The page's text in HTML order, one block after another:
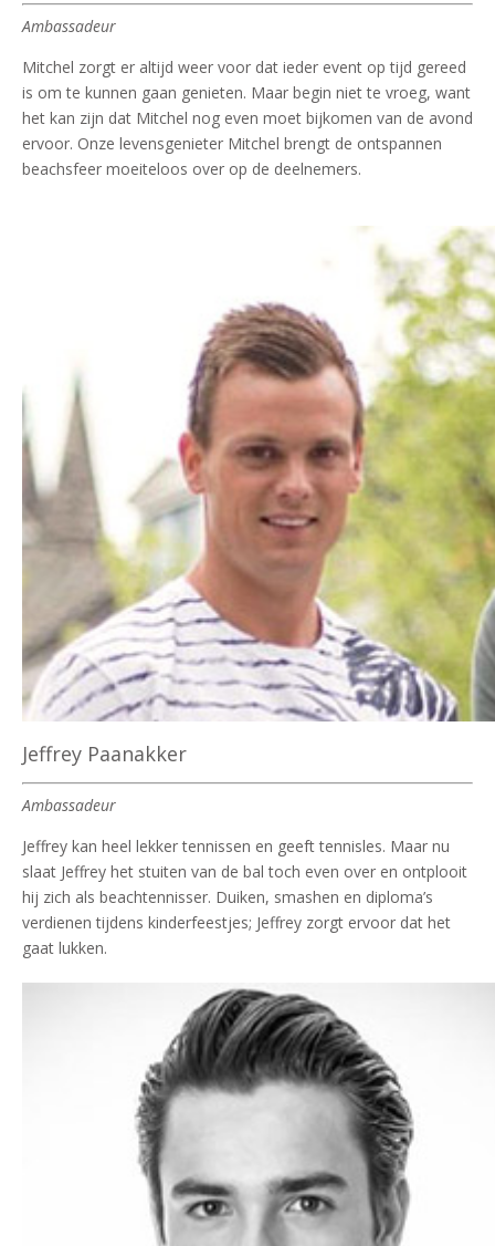
Ambassadeur
Mitchel zorgt er altijd weer voor dat ieder event op tijd gereed
is om te kunnen gaan genieten. Maar begin niet te vroeg, want
het kan zijn dat Mitchel nog even moet bijkomen van de avond
ervoor. Onze levensgenieter Mitchel brengt de ontspannen
beachsfeer moeiteloos over op de deelnemers.
Jeffrey Paanakker
Ambassadeur
Jeffrey kan heel lekker tennissen en geeft tennisles. Maar nu
slaat Jeffrey het stuiten van de bal toch even over en ontplooit
hij zich als beachtennisser. Duiken, smashen en diploma’s
verdienen tijdens kinderfeestjes; Jeffrey zorgt ervoor dat het
gaat lukken.